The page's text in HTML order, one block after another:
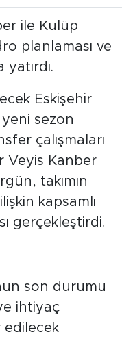
ile Kulüp
planlaması ve
Eskişehir
sezon
çalışmaları
Veyis Kanber
takımın
kapsamlı
gerçekleştirdi.
son durumu
ihtiyaç